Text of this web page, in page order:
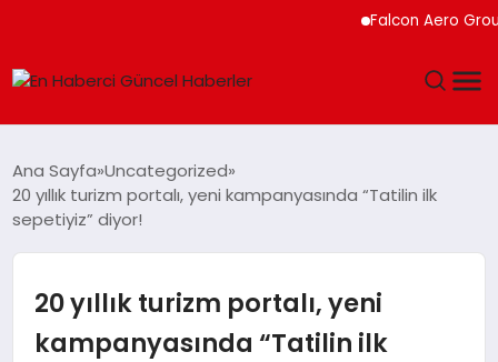
Falcon Aero Group,
SPOR
TEKNOLOJI
Ana Sayfa Uncategorized
20 yıllık turizm portalı, yeni kampanyasında “Tatilin ilk
sepetiyiz” diyor!
20 yıllık turizm portalı, yeni
kampanyasında “Tatilin ilk